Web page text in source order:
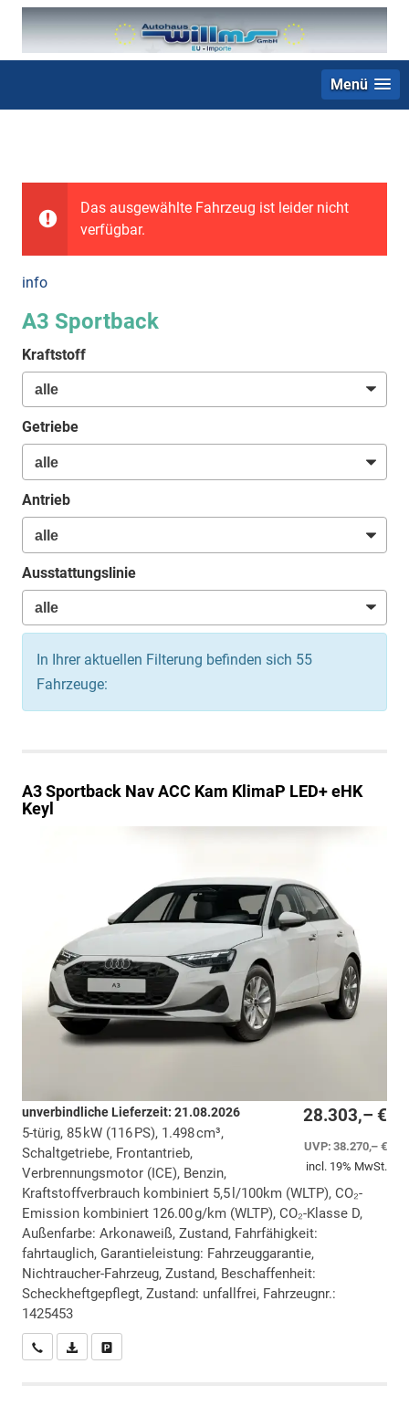
Menü
Das ausgewählte Fahrzeug ist leider nicht
verfügbar.
info
A3 Sportback
Kraftstoff
Getriebe
Antrieb
Ausstattungslinie
In Ihrer aktuellen Filterung befinden sich 55
Fahrzeuge:
A3 Sportback Nav ACC Kam KlimaP LED+ eHK
Keyl
28.303,– €
UVP:38.270,– €
incl. 19% MwSt.
unverbindliche Lieferzeit: 21.08.2026
5-türig, 85 kW (116 PS), 1.498 cm³,
Schaltgetriebe, Frontantrieb,
Verbrennungsmotor (ICE), Benzin,
Kraftstoffverbrauch kombiniert 5,5 l/100km (WLTP), CO₂-
Emission kombiniert 126.00 g/km (WLTP), CO₂-Klasse D,
Außenfarbe: Arkonaweiß, Zustand, Fahrfähigkeit:
fahrtauglich, Garantieleistung: Fahrzeuggarantie,
Nichtraucher-Fahrzeug, Zustand, Beschaffenheit:
Scheckheftgepflegt, Zustand: unfallfrei, Fahrzeugnr.:
1425453
Wir rufen Sie anPDF-Datei, Fahrzeugexposé drucken